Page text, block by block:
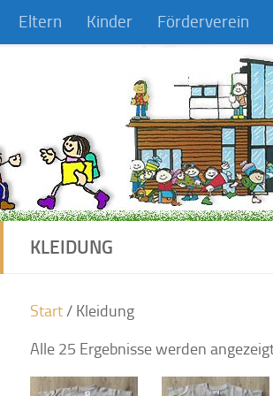
Eltern Kinder Förderverein
KLEIDUNG
Start/ Kleidung
Alle 25 Ergebnisse werden